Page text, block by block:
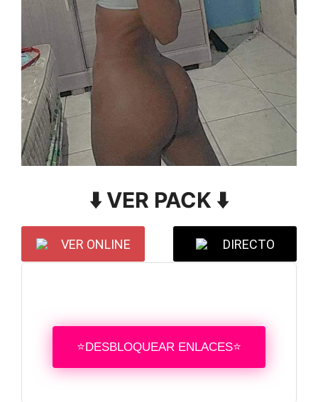
⬇️ VER PACK ⬇️
VER ONLINE DIRECTO
⭐DESBLOQUEAR ENLACES⭐